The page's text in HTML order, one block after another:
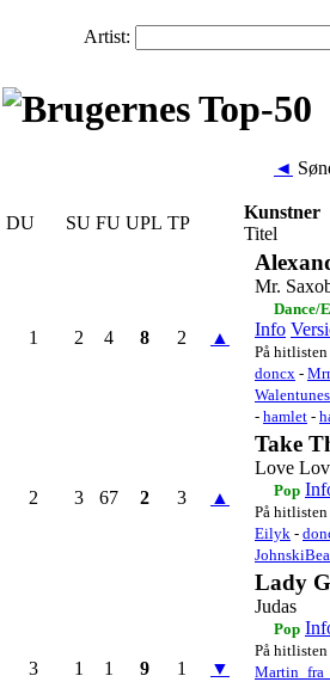
Artist:
◄
DU SU FU UPL TP
Kunstner
Titel
1 2 4 8 2 ▲
Mr.
Dance/
Info
På hitlisten
doncx -
Walentunes
- hamlet -
2 3 67 2 3 ▲
Take
Love
Pop
På hitlisten
Eilyk -
3 1 1 9 1 ▼
Lady
Judas
Pop
På hitlisten